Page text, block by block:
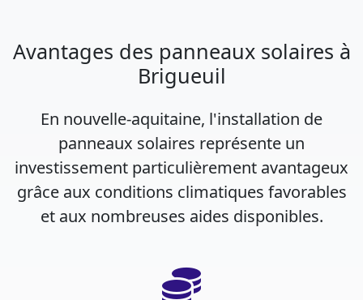
Avantages des panneaux solaires à
Brigueuil
En nouvelle-aquitaine, l'installation de
panneaux solaires représente un
investissement particulièrement avantageux
grâce aux conditions climatiques favorables
et aux nombreuses aides disponibles.